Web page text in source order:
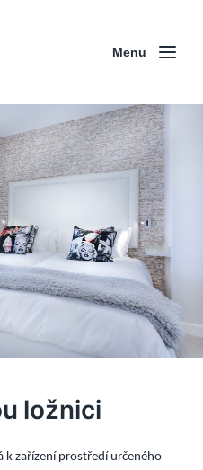
Menu
ložnici
k zařízení prostředí určeného